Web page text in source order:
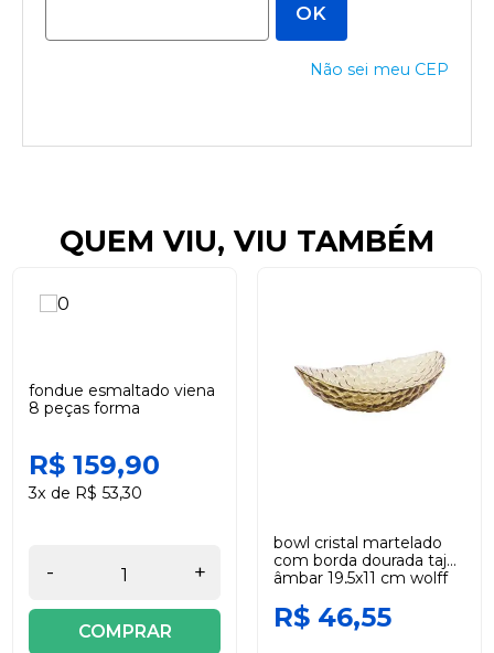
Não sei meu CEP
QUEM VIU, VIU TAMBÉM
fondue esmaltado viena
8 peças forma
R$ 159,90
3x de R$ 53,30
- +
COMPRAR
bowl cristal martelado
com borda dourada taj
âmbar 19,5x11 cm wolff
R$ 46,55